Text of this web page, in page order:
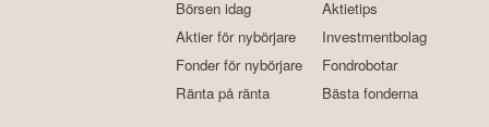
Börsen idag
Aktier för nybörjare
Fonder för nybörjare
Ränta på ränta
Aktietips
Investmentbolag
Fondrobotar
Bästa fonderna